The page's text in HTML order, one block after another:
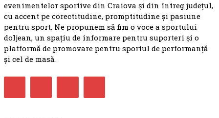
evenimentelor sportive din Craiova și din întreg județul,
cu accent pe corectitudine, promptitudine și pasiune
pentru sport. Ne propunem să fim o voce a sportului
doljean, un spațiu de informare pentru suporteri și o
platformă de promovare pentru sportul de performanță
și cel de masă.